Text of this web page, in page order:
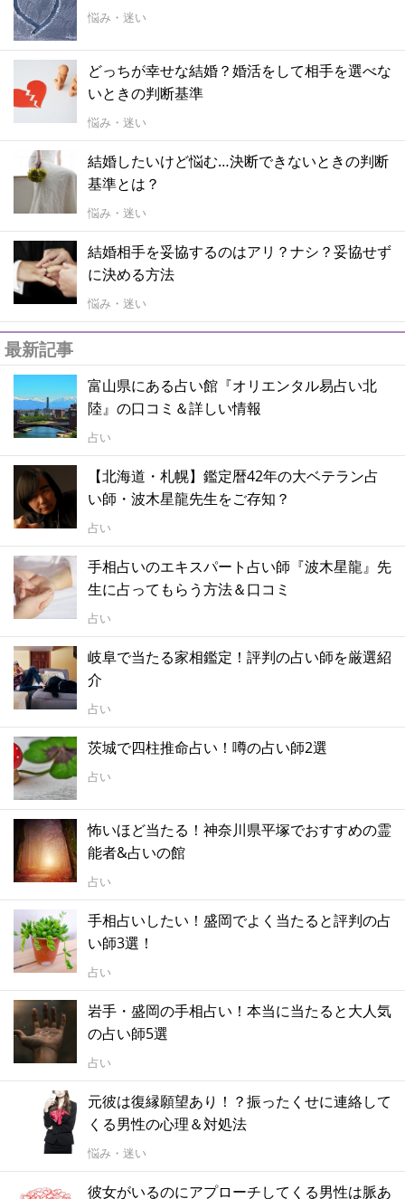
悩み・迷い
どっちが幸せな結婚？婚活をして相手を選べな
いときの判断基準
悩み・迷い
結婚したいけど悩む…決断できないときの判断
基準とは？
悩み・迷い
結婚相手を妥協するのはアリ？ナシ？妥協せず
に決める方法
悩み・迷い
最新記事
富山県にある占い館『オリエンタル易占い北
陸』の口コミ＆詳しい情報
占い
【北海道・札幌】鑑定暦42年の大ベテラン占
い師・波木星龍先生をご存知？
占い
手相占いのエキスパート占い師『波木星龍』先
生に占ってもらう方法＆口コミ
占い
岐阜で当たる家相鑑定！評判の占い師を厳選紹
介
占い
茨城で四柱推命占い！噂の占い師2選
占い
怖いほど当たる！神奈川県平塚でおすすめの霊
能者&占いの館
占い
手相占いしたい！盛岡でよく当たると評判の占
い師3選！
占い
岩手・盛岡の手相占い！本当に当たると大人気
の占い師5選
占い
元彼は復縁願望あり！？振ったくせに連絡して
くる男性の心理＆対処法
悩み・迷い
彼女がいるのにアプローチしてくる男性は脈あ